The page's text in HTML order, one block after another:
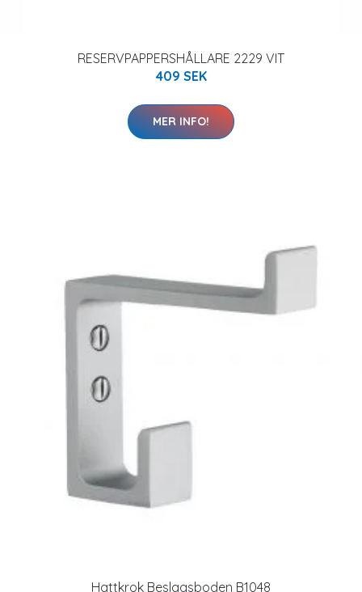
RESERVPAPPERSHÅLLARE 2229 VIT
409 SEK
MER INFO!
Hattkrok Beslagsboden B1048